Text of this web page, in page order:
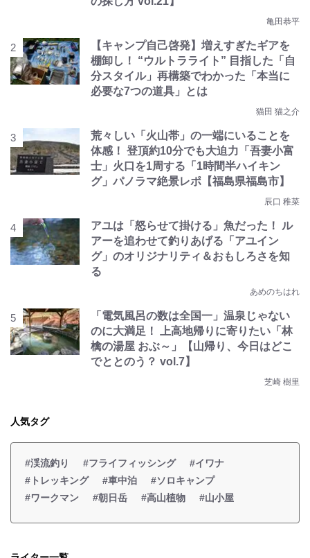
亀田恭平
【キャンプ自己啓発】増えすぎたギアを
棚卸し！ “ウルトラライト” 目指した「自
分スタイル」再構築でわかった「本当に
必要な7つの道具」とは
猫田 猫之介
荒々しい「火山帯」の一端にいることを
体感！ 登頂約10分でも大迫力「吾妻小富
士」火口を1周する「1時間半ハイキン
グ」パノラマ絶景レポ【福島県福島市】
辰口 稚菜
アユは「怒らせて掛ける」魚だった！ ル
アーを追わせて釣りあげる「アユイン
グ」のオリジナリティ＆おもしろさを知
る
あめのちはれ
「電気風呂の数は全国一」温泉じゃない
のに大満足！ 上高地帰りに寄りたい「林
檎の湯屋 おぶ～」【山帰り、今日はどこ
でととのう？ vol.7】
芝崎 樹里
人気タグ
#渓流釣り #フライフィッシング
#イワナ
#トレッキング
#車中泊
#ソロキャンプ
#ワークマン
#朝日岳 #高山植物 #山小屋